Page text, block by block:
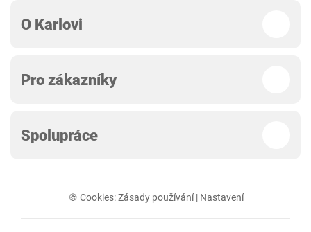
O Karlovi
Pro zákazníky
Spolupráce
🍪 Cookies:Zásady používání| Nastavení